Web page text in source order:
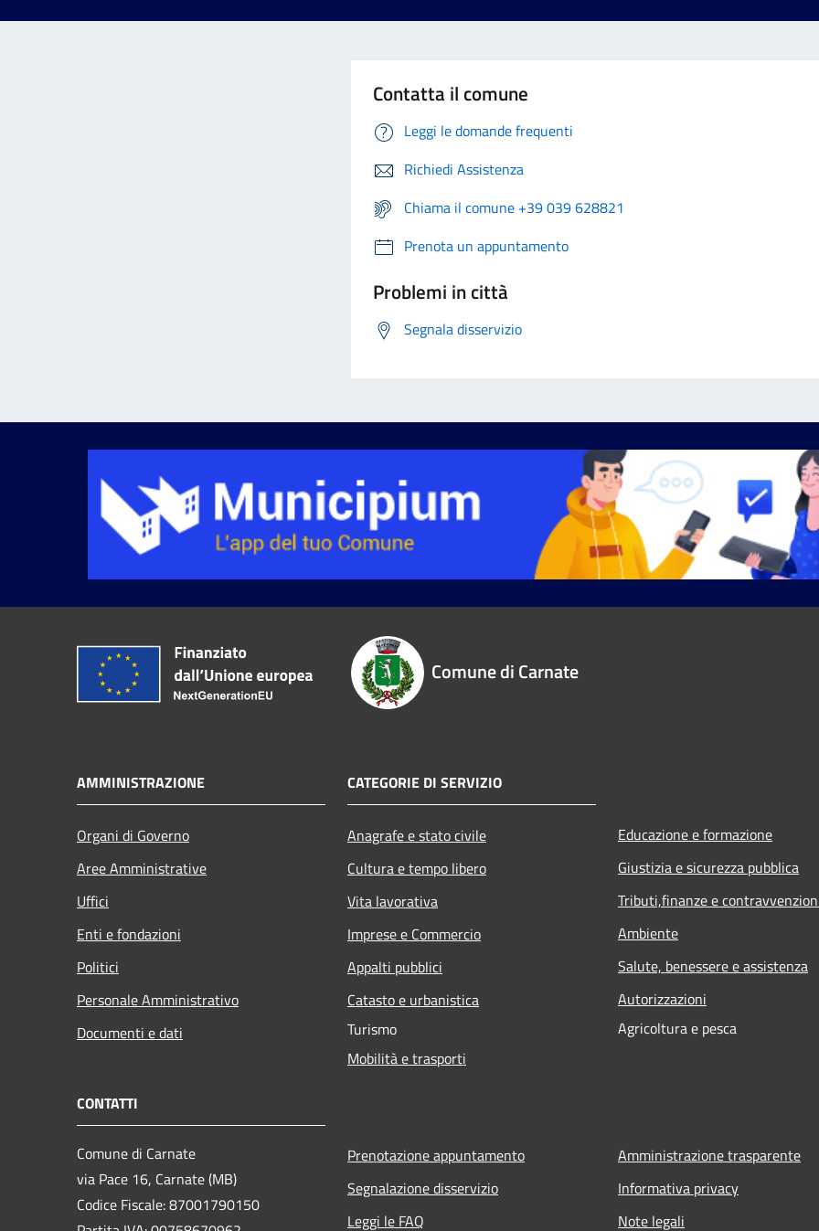
Contatta il comune
Leggi le domande frequenti
Richiedi Assistenza
Chiama il comune +39 039 628821
Prenota un appuntamento
Problemi in città
Segnala disservizio
Comune di Carnate
AMMINISTRAZIONE
Organi di Governo
Aree Amministrative
Uffici
Enti e fondazioni
Politici
Personale Amministrativo
Documenti e dati
CATEGORIE DI SERVIZIO
Anagrafe e stato civile
Cultura e tempo libero
Vita lavorativa
Imprese e Commercio
Appalti pubblici
Catasto e urbanistica
Turismo
Mobilità e trasporti
Educazione e formazione
Giustizia e sicurezza pubblica
Tributi,finanze e
Ambiente
Salute, benessere e assistenza
Autorizzazioni
Agricoltura e pesca
CONTATTI
Comune di Carnate
via Pace 16, Carnate (MB)
Codice Fiscale: 87001790150
Prenotazione appuntamento
Segnalazione disservizio
Leggi le FAQ
Amministrazione trasparente
Informativa privacy
Note legali